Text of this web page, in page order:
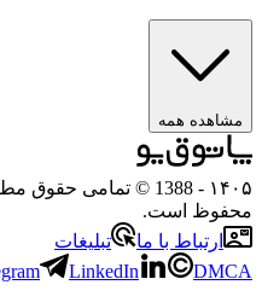
مشاهده همه
۱۴۰۵
- 1388 © تمامی
محفوظ است.
ارتباط با ما
تبلیغات
LinkedIn DMCA